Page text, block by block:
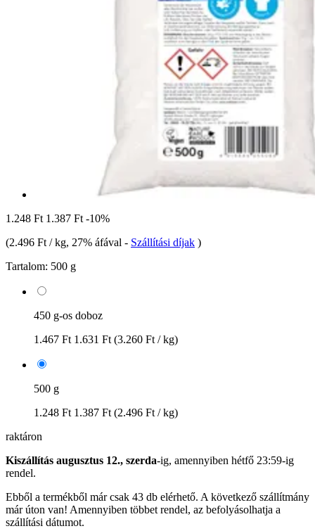
1.248 Ft 1.387 Ft -10%
(2.496 Ft / kg, 27% áfával - Szállítási díjak )
Tartalom: 500 g
450 g-os doboz
1.467 Ft 1.631 Ft (3.260 Ft / kg)
500 g
1.248 Ft 1.387 Ft (2.496 Ft / kg)
raktáron
Kiszállítás augusztus 12., szerda-ig, amennyiben hétfő 23:59-ig
rendel.
Ebből a termékből már csak 43 db elérhető. A következő szállítmány
már úton van! Amennyiben többet rendel, az befolyásolhatja a
szállítási dátumot.